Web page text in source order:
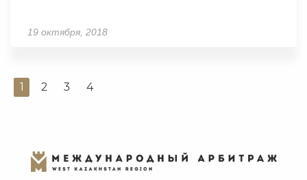
19 октября, 2018
1 2 3 4